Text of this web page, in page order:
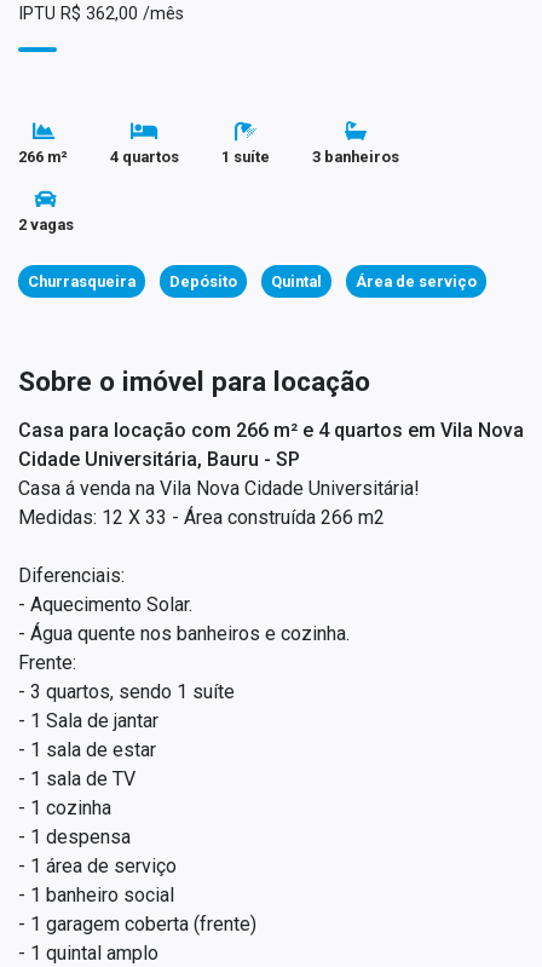
IPTU R$ 362,00 /mês
266 m² 4 quartos 1 suíte 3 banheiros
2 vagas
Churrasqueira Depósito Quintal Área de serviço
Sobre o imóvel para locação
Casa para locação com 266 m² e 4 quartos em Vila Nova
Cidade Universitária, Bauru - SP
Casa á venda na Vila Nova Cidade Universitária!
Medidas: 12 X 33 - Área construída 266 m2
Diferenciais:
- Aquecimento Solar.
- Água quente nos banheiros e cozinha.
Frente:
- 3 quartos, sendo 1 suíte
- 1 Sala de jantar
- 1 sala de estar
- 1 sala de TV
- 1 cozinha
- 1 despensa
- 1 área de serviço
- 1 banheiro social
- 1 garagem coberta (frente)
- 1 quintal amplo